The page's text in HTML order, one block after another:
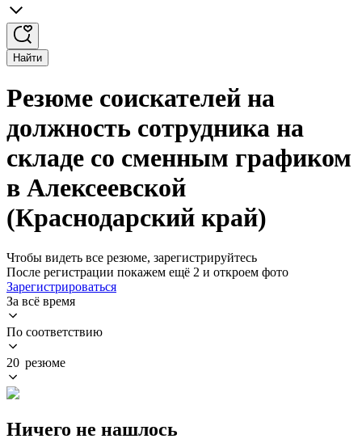
Найти
Резюме соискателей на
должность сотрудника на
складе со сменным графиком
в Алексеевской
(Краснодарский край)
Чтобы видеть все резюме, зарегистрируйтесь
После регистрации покажем ещё 2 и откроем фото
Зарегистрироваться
За всё время
По соответствию
20 резюме
Ничего не нашлось